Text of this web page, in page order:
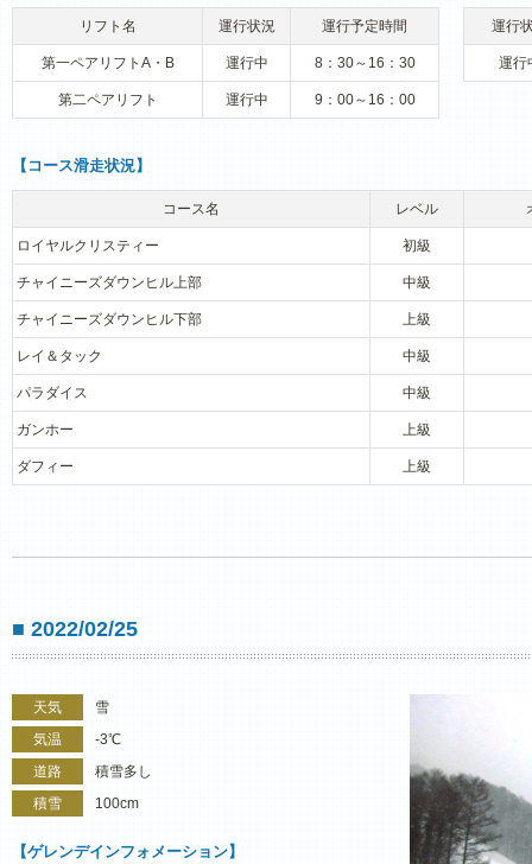
リフト名 運行状況 運行予定時間
第一ペアリフトA・B 運行中 8：30～16：30
第二ペアリフト 運行中 9：00～16：00
運行
運行
【コース滑走状況】
コース名 レベル
ロイヤルクリスティー 初級
チャイニーズダウンヒル上部 中級
チャイニーズダウンヒル下部 上級
レイ＆タック 中級
パラダイス 中級
ガンホー 上級
ダフィー 上級
■ 2022/02/25
天気
雪
気温
-3℃
道路
積雪多し
積雪
100cm
【ゲレンデインフォメーション】